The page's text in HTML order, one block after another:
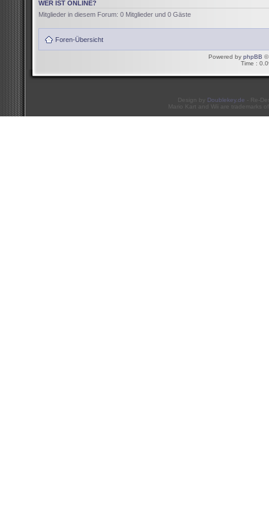
WER IST ONLINE?
Mitglieder in diesem Forum: 0 Mitglieder und 0 Gäste
Foren-Übersicht
Powered by phpBB ©
Time :
Design by Doublekey.de - Re-
Mario Kart and Wii are trademarks